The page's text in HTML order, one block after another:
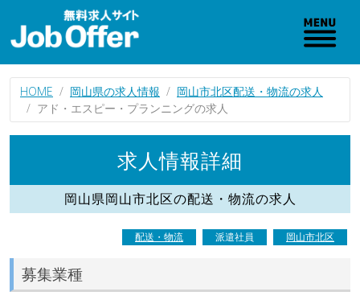
HOME 岡山県の求人情報
岡山市北区配送・物流の求人
アド・エスピー・プランニングの求人
求人情報詳細
岡山県岡山市北区の配送・物流の求人
配送・物流 派遣社員 岡山市北区
募集業種